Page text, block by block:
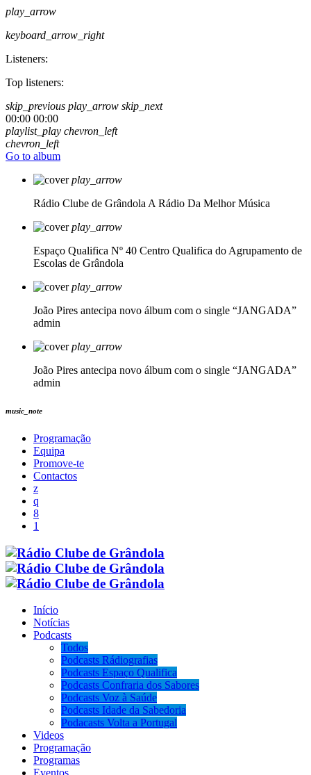
play_arrow
keyboard_arrow_right
Listeners:
Top listeners:
skip_previous play_arrow skip_next
00:00 00:00
playlist_play chevron_left
chevron_left
Go to album
play_arrow
Rádio Clube de Grândola A Rádio Da Melhor Música
play_arrow
Espaço Qualifica Nº 40 Centro Qualifica do Agrupamento de
Escolas de Grândola
play_arrow
João Pires antecipa novo álbum com o single “JANGADA”
admin
play_arrow
João Pires antecipa novo álbum com o single “JANGADA”
admin
music_note
Programação
Equipa
Promove-te
Contactos
Início
Notícias
Podcasts
Todos
Podcasts Rádiografias
Podcasts Espaço Qualifica
Podcasts Confraria dos Sabores
Podcasts Voz à Saúde
Podcasts Idade da Sabedoria
Podacasts Volta a Portugal
Videos
Programação
Programas